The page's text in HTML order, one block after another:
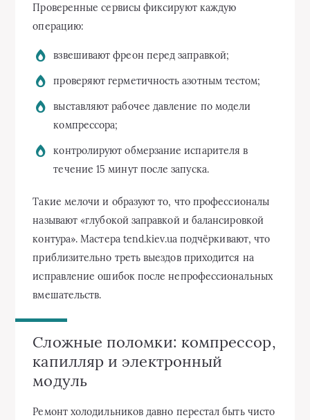
Проверенные сервисы фиксируют каждую
операцию:
взвешивают фреон перед заправкой;
проверяют герметичность азотным тестом;
выставляют рабочее давление по модели
компрессора;
контролируют обмерзание испарителя в
течение 15 минут после запуска.
Такие мелочи и образуют то, что профессионалы
называют «глубокой заправкой и балансировкой
контура». Мастера tend.kiev.ua подчёркивают, что
приблизительно треть выездов приходится на
исправление ошибок после непрофессиональных
вмешательств.
Сложные поломки: компрессор,
капилляр и электронный
модуль
Ремонт холодильников давно перестал быть чисто